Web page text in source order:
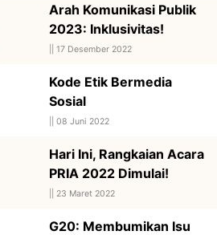
Arah Komunikasi Publik
2023: Inklusivitas!
17 Desember 2022
Kode Etik Bermedia
Sosial
08 Juni 2022
Hari Ini, Rangkaian Acara
PRIA 2022 Dimulai!
23 Maret 2022
G20: Membumikan Isu